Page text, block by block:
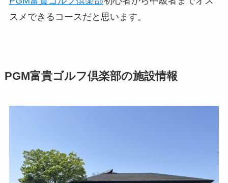
スメできるコースだと思います。
PGM富貴ゴルフ倶楽部の施設情報